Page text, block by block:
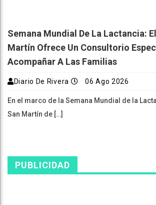
Semana Mundial De La Lactancia:
Martín Ofrece Un Consultorio
Acompañar A Las Familias
Diario De Rivera 06 Ago 2026
En el marco de la Semana Mundial de la
San Martín de […]
PUBLICIDAD